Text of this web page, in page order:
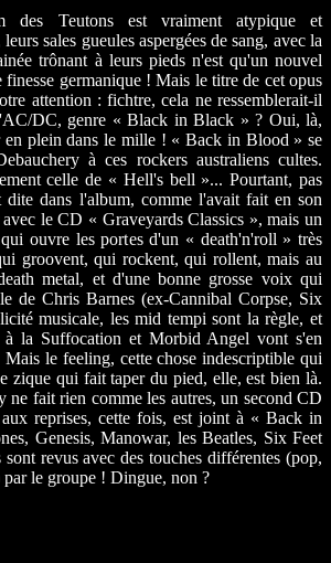
des Teutons est vraiment atypique et
sales gueules aspergées de sang, avec la
trônant à leurs pieds n'est qu'un nouvel
finesse germanique ! Mais le titre de cet opus
attention : fichtre, cela ne ressemblerait-il
DC, genre « Black in Black » ? Oui, là,
en plein dans le mille ! « Back in Blood » se
à ces rockers australiens cultes.
celle de « Hell's bell »... Pourtant, pas
dite dans l'album, comme l'avait fait en son
le CD « Graveyards Classics », mais un
ouvre les portes d'un « death'n'roll » très
groovent, qui rockent, qui rollent, mais au
metal, et d'une bonne grosse voix qui
de Chris Barnes (ex-Cannibal Corpse, Six
musicale, les mid tempi sont la règle, et
à la Suffocation et Morbid Angel vont s'en
le feeling, cette chose indescriptible qui
zique qui fait taper du pied, elle, est bien là.
ne fait rien comme les autres, un second CD
aux reprises, cette fois, est joint à « Back in
Genesis, Manowar, les Beatles, Six Feet
revus avec des touches différentes (pop,
le groupe ! Dingue, non ?